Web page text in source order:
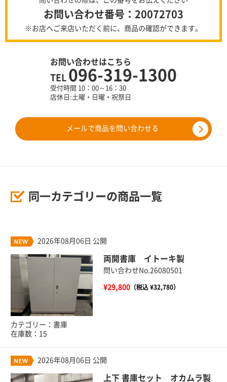
お問い合わせ番号：20072703
※お店へご来店いただく前に、商品の確認ができます。
お問い合わせはこちら
TEL 096-319-1300
受付時間 10：00～16：30
店休日:土曜・日曜・祝祭日
メールで商品を問い合わせる
同一カテゴリーの商品一覧
2026年08月06日 公開
両開書庫 イトーキ製
問い合わせNo.26080501
¥29,800（税込 ¥32,780）
カテゴリー：書庫
在庫数：15
2026年08月06日 公開
上下 書庫セット オカムラ製